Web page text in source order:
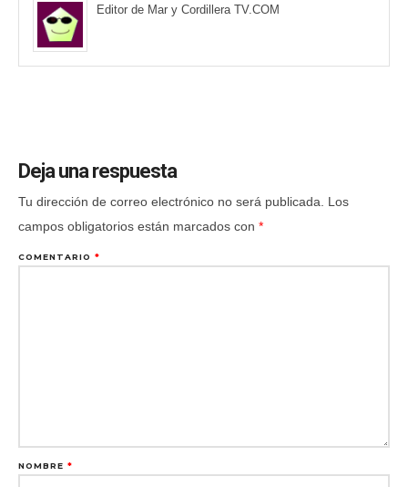
Editor de Mar y Cordillera TV.COM
Deja una respuesta
Tu dirección de correo electrónico no será publicada.
Los
campos obligatorios están marcados con *
COMENTARIO *
NOMBRE *